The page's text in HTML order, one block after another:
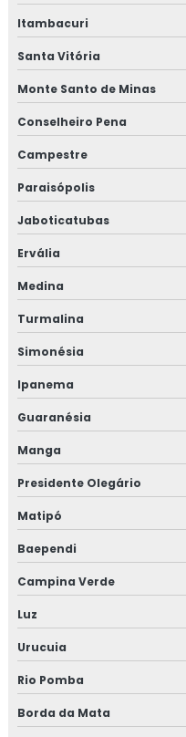
Itambacuri
Santa Vitória
Monte Santo de Minas
Conselheiro Pena
Campestre
Paraisópolis
Jaboticatubas
Ervália
Medina
Turmalina
Simonésia
Ipanema
Guaranésia
Manga
Presidente Olegário
Matipó
Baependi
Campina Verde
Luz
Urucuia
Rio Pomba
Borda da Mata